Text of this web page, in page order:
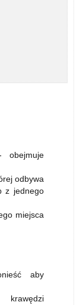
obejmuje
odbywa
z jednego
miejsca
aby